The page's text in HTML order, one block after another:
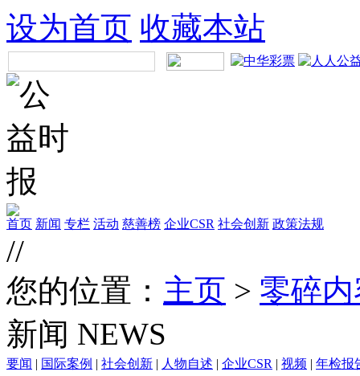
设为首页 收藏本站
首页 新闻 专栏 活动 慈善榜 企业CSR 社会创新 政策法规
//
您的位置： 主页 > 零碎
新闻 NEWS
要闻 | 国际案例 | 社会创新 | 人物自述 | 企业CSR | 视频 | 年检报